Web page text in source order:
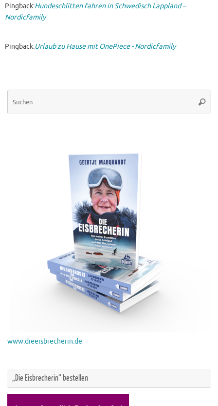
Pingback:Hundeschlitten fahren in Schwedisch Lappland –
Nordicfamily
Pingback:Urlaub zu Hause mit OnePiece - Nordicfamily
www.dieeisbrecherin.de
„Die Eisbrecherin“ bestellen